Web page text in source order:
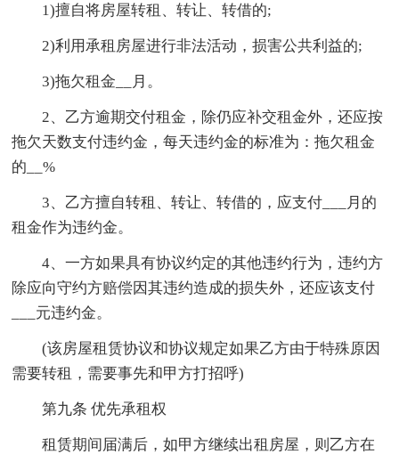
1)擅自将房屋转租、转让、转借的;
2)利用承租房屋进行非法活动，损害公共利益的;
3)拖欠租金__月。
2、乙方逾期交付租金，除仍应补交租金外，还应按
拖欠天数支付违约金，每天违约金的标准为：拖欠租金
的__%
3、乙方擅自转租、转让、转借的，应支付___月的
租金作为违约金。
4、一方如果具有协议约定的其他违约行为，违约方
除应向守约方赔偿因其违约造成的损失外，还应该支付
___元违约金。
(该房屋租赁协议和协议规定如果乙方由于特殊原因
需要转租，需要事先和甲方打招呼)
第九条 优先承租权
租赁期间届满后，如甲方继续出租房屋，则乙方在